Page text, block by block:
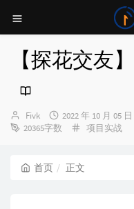
【探花交友
博
主：
Fivk
发
2022 年 10 月 05 日
20365字数
分
项目实战
首页 正文